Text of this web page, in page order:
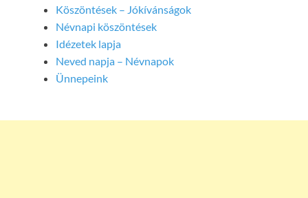
Köszöntések – Jókívánságok
Névnapi köszöntések
Idézetek lapja
Neved napja – Névnapok
Ünnepeink